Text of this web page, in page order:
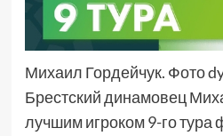
Михаил Гордейчук. Фото
Брестский динамовец
лучшим игроком 9-го тура